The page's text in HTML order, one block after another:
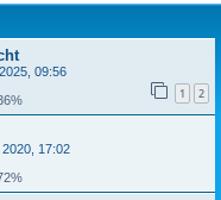
09:56
1 2
17:02